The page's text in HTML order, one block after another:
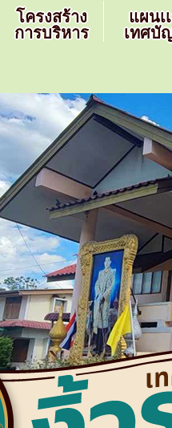
โครงสร้าง
การบริหาร
แผนเ
เทศบั